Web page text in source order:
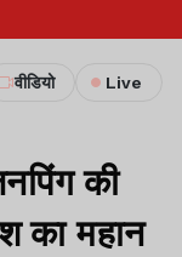
वीडियो Live
की
का महान